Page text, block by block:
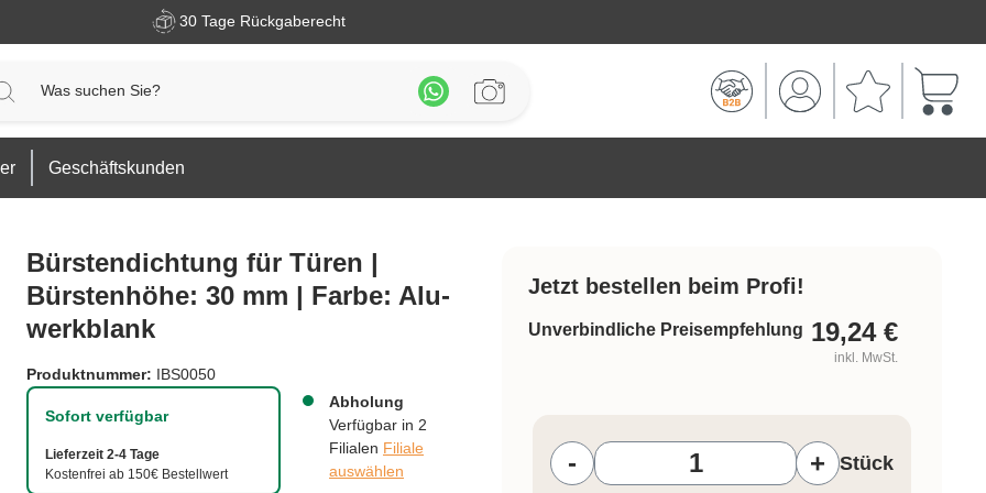
30 Tage Rückgaberecht
Geschäftskunden
Bürstendichtung für Türen |
Bürstenhöhe: 30 mm | Farbe: Alu-
werkblank
Produktnummer: IBS0050
Sofort verfügbar
Lieferzeit 2-4 Tage
Kostenfrei ab 150€ Bestellwert
Abholung
Verfügbar in 2
Filialen Filiale
auswählen
Jetzt bestellen beim Profi!
Unverbindliche Preisempfehlung 19,24 €
inkl. MwSt.
-
+ Stück